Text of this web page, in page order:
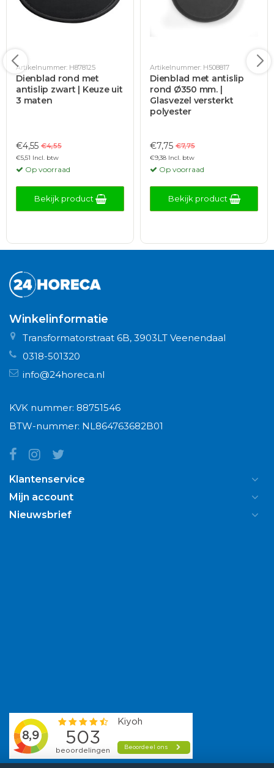
Artikelnummer: H878125
Dienblad rond met
antislip zwart | Keuze uit
3 maten
€4,55 €4,55
€5,51 Incl. btw
Op voorraad
Bekijk product
Artikelnummer: H508817
Dienblad met antislip
rond Ø350 mm. |
Glasvezel versterkt
polyester
€7,75 €7,75
€9,38 Incl. btw
Op voorraad
Bekijk product
Winkelinformatie
Transformatorstraat 6B, 3903LT Veenendaal
0318-501320
info@24horeca.nl
KVK nummer: 88751546
BTW-nummer: NL864763682B01
Klantenservice
Mijn account
Nieuwsbrief